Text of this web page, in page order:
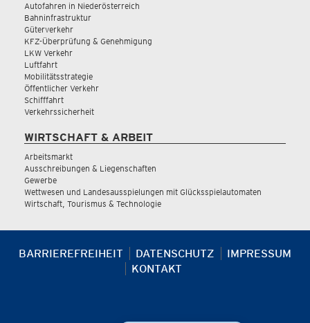
Autofahren in Niederösterreich
Bahninfrastruktur
Güterverkehr
KFZ-Überprüfung & Genehmigung
LKW Verkehr
Luftfahrt
Mobilitätsstrategie
Öffentlicher Verkehr
Schifffahrt
Verkehrssicherheit
WIRTSCHAFT & ARBEIT
Arbeitsmarkt
Ausschreibungen & Liegenschaften
Gewerbe
Wettwesen und Landesausspielungen mit Glücksspielautomaten
Wirtschaft, Tourismus & Technologie
BARRIEREFREIHEIT DATENSCHUTZ
IMPRESSUM
KONTAKT